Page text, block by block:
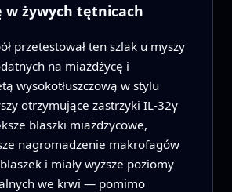
w żywych tętnicach
przetestował ten szlak u myszy
na miażdżycę i
wysokotłuszczową w stylu
otrzymujące zastrzyki IL‑32γ
blaszki miażdżycowe,
nagromadzenie makrofagów
i miały wyższe poziomy
we krwi — pomimo